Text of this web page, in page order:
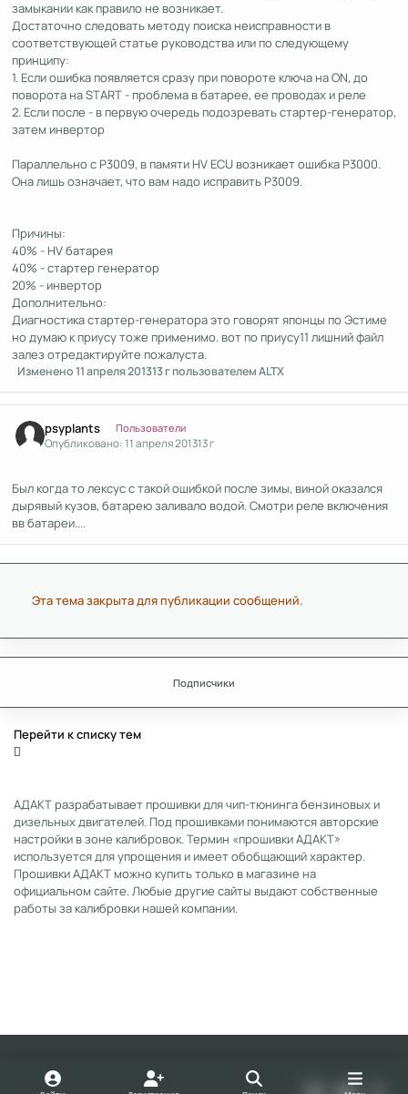
замыкании как правило не возникает.
Достаточно следовать методу поиска неисправности в
соответствующей статье руководства или по следующему
принципу:
1. Если ошибка появляется сразу при повороте ключа на ON, до
поворота на START - проблема в батарее, ее проводах и реле
2. Если после - в первую очередь подозревать стартер-генератор,
затем инвертор
Параллельно с P3009, в памяти HV ECU возникает ошибка P3000.
Она лишь означает, что вам надо исправить P3009.
Причины:
40% - HV батарея
40% - стартер генератор
20% - инвертор
Дополнительно:
Диагностика стартер-генератора это говорят японцы по Эстиме
но думаю к приусу тоже применимо. вот по приусу11 лишний файл
залез отредактируйте пожалуста.
Изменено11 апреля 201313 гпользователем ALTX
psyplants Пользователи
Опубликовано:11 апреля 201313 г
Был когда то лексус с такой ошибкой после зимы, виной оказался
дырявый кузов, батарею заливало водой. Смотри реле включения
вв батареи....
Эта тема закрыта для публикации сообщений.
Подписчики
Перейти к списку тем
АДАКТ разрабатывает прошивки для чип-тюнинга бензиновых и
дизельных двигателей. Под прошивками понимаются авторские
настройки в зоне калибровок. Термин «прошивки АДАКТ»
используется для упрощения и имеет обобщающий характер.
Прошивки АДАКТ можно купить только в магазине на
официальном сайте. Любые другие сайты выдают собственные
работы за калибровки нашей компании.
Light ModeDark ModeSystem Preference t